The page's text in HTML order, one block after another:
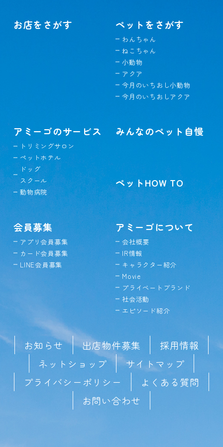
お店をさがす ペットをさがす
わんちゃん
ねこちゃん
小動物
アクア
今月のいちおし小動物
今月のいちおしアクア
アミーゴのサービス
トリミングサロン
ペットホテル
ドッグ
スクール
動物病院
みんなのペット自慢
ペットHOW TO
会員募集
アプリ会員募集
カード会員募集
LINE会員募集
アミーゴについて
会社概要
IR情報
キャラクター紹介
Movie
プライベートブランド
社会活動
エピソード紹介
お知らせ 出店物件募集
採用情報
ネットショップ
サイトマップ
プライバシーポリシー
よくある質問
お問い合わせ